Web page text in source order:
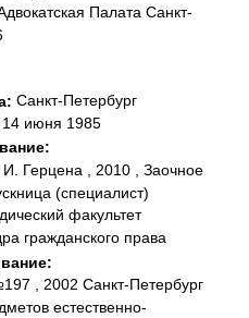
Палата Санкт-
Санкт-Петербург
14 июня 1985
Герцена , 2010 , Заочное
(специалист)
факультет
гражданского права
, 2002 Санкт-Петербург
естественно-